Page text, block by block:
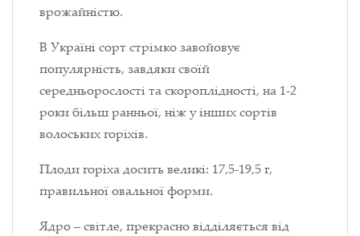
врожайністю.
В Україні сорт стрімко завойовує
популярність, завдяки своїй
середньорослості та скороплідності, на 1-2
роки більш ранньої, ніж у інших сортів
волоських горіхів.
Плоди горіха досить великі: 17,5-19,5 г,
правильної овальної форми.
Ядро – світле, прекрасно відділяється від